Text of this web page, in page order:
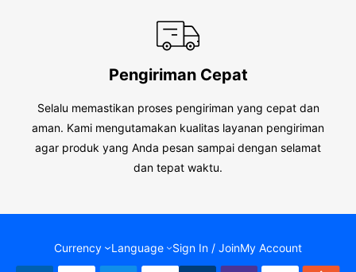
Pengiriman Cepat
Selalu memastikan proses pengiriman yang cepat dan
aman. Kami mengutamakan kualitas layanan pengiriman
agar produk yang Anda pesan sampai dengan selamat
dan tepat waktu.
Currency Language Sign In / JoinMy Account